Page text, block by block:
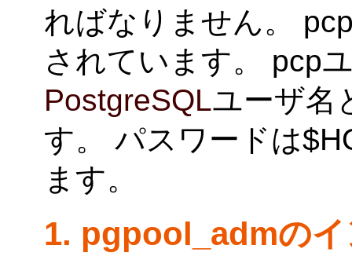
ればなりません。
されています。 pcp
PostgreSQLユーザ名
す。 パスワードは
ます。
1. pgpool_admの